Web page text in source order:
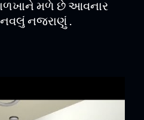
મળે છે આવનાર
નજરાણું .